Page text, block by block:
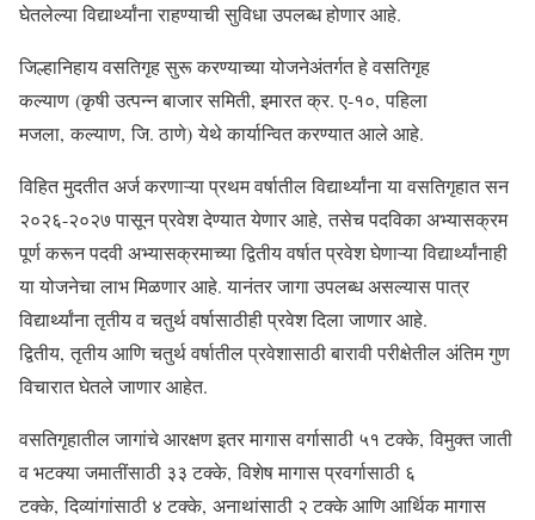
घेतलेल्या विद्यार्थ्यांना राहण्याची सुविधा उपलब्ध होणार आहे.
जिल्हानिहाय वसतिगृह सुरू करण्याच्या योजनेअंतर्गत हे वसतिगृह
कल्याण (कृषी उत्पन्न बाजार समिती, इमारत क्र. ए-१०, पहिला
मजला, कल्याण, जि. ठाणे) येथे कार्यान्वित करण्यात आले आहे.
विहित मुदतीत अर्ज करणाऱ्या प्रथम वर्षातील विद्यार्थ्यांना या वसतिगृहात सन
२०२६-२०२७ पासून प्रवेश देण्यात येणार आहे, तसेच पदविका अभ्यासक्रम
पूर्ण करून पदवी अभ्यासक्रमाच्या द्वितीय वर्षात प्रवेश घेणाऱ्या विद्यार्थ्यांनाही
या योजनेचा लाभ मिळणार आहे. यानंतर जागा उपलब्ध असल्यास पात्र
विद्यार्थ्यांना तृतीय व चतुर्थ वर्षासाठीही प्रवेश दिला जाणार आहे.
द्वितीय, तृतीय आणि चतुर्थ वर्षातील प्रवेशासाठी बारावी परीक्षेतील अंतिम गुण
विचारात घेतले जाणार आहेत.
वसतिगृहातील जागांचे आरक्षण इतर मागास वर्गासाठी ५१ टक्के, विमुक्त जाती
व भटक्या जमातींसाठी ३३ टक्के, विशेष मागास प्रवर्गासाठी ६
टक्के, दिव्यांगांसाठी ४ टक्के, अनाथांसाठी २ टक्के आणि आर्थिक मागास